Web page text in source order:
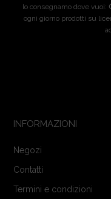
lo consegnamo dove vuoi:
ogni giorno prodotti su
INFORMAZIONI
Negozi
Contatti
Termini e condizioni